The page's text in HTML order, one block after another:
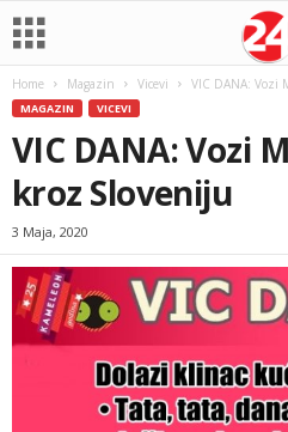
Home Magazin Vicevi VIC DANA: Vozi
MAGAZIN VICEVI
VIC DANA: Vozi
kroz Sloveniju
3 Maja, 2020